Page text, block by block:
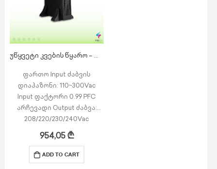
უწყვეტი კვების წყარო – MP RT 1k S-24V -(UPS) – 1KVA/0.9KW On-line RT, 2x9AH აკუმულატორით
ფართო Input ძაბვის
დიაპაზონი: 110~300Vac
Input ფაქტორი 0.99 PFC
არჩევადი Output ძაბვა:
208/220/230/240Vac
ჭკვიანი დამტენი —
ოპტიმიზებული ბატარეის
მუშაობისთვის
მაქსიმალური Charging 12A-
954,05₾
ADD TO CART